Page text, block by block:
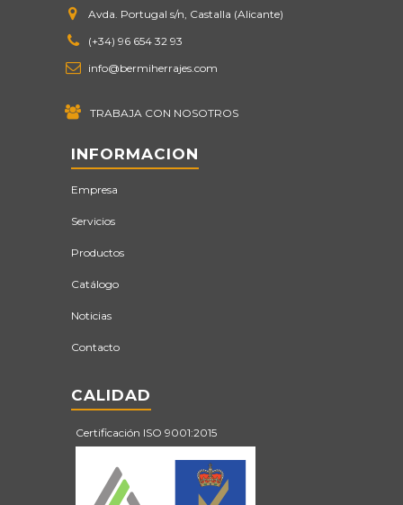
Avda. Portugal s/n, Castalla (Alicante)
(+34) 96 654 32 93
info@bermiherrajes.com
TRABAJA CON NOSOTROS
INFORMACION
Empresa
Servicios
Productos
Catálogo
Noticias
Contacto
CALIDAD
Certificación ISO 9001:2015